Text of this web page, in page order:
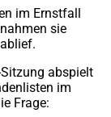
im Ernstfall
sie
abspielt
im
Frage: